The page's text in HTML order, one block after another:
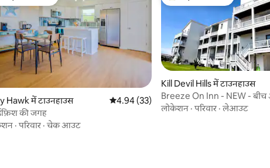
का टॉप फ़ेवरेट
Hawk में टाउनहाउस औसत रेटिंग 5 में से 4.94, 33 समीक्षाएँ
4.94 (33)
की जगह
·परिवार ·चेक आउट
गेस्ट्स का टॉप फ़ेवरेट
Kill Devil Hills में टाउनहाउस
Breeze On Inn - NEW -
लोकेशन ·परिवार ·लेआउट